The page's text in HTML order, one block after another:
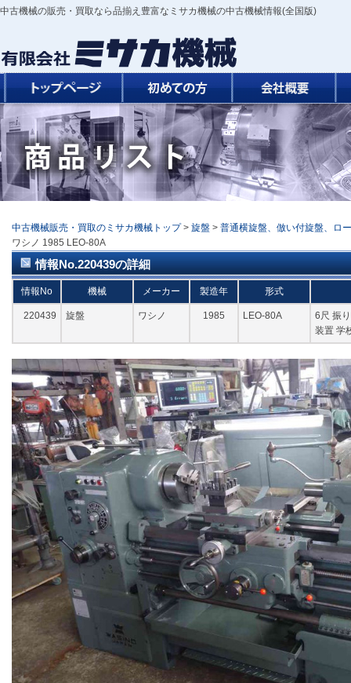
中古機械の販売・買取なら品揃え豊富なミサカ機械の中古機械情報(全国版)
中古機械販売・買取のミサカ機械トップ > 旋盤 > 普通横旋盤、倣い付旋盤、ロ
ワシノ 1985 LEO-80A
情報No.220439の詳細
情報No 機械 メーカー 製造年 形式
220439 旋盤 ワシノ 1985 LEO-80A
6尺 振
装置 学